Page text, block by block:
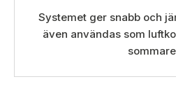
Systemet ger snabb och
även användas som